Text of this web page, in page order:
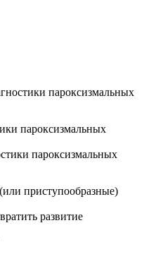
пароксизмальных
пароксизмальных
приступообразные)
развитие